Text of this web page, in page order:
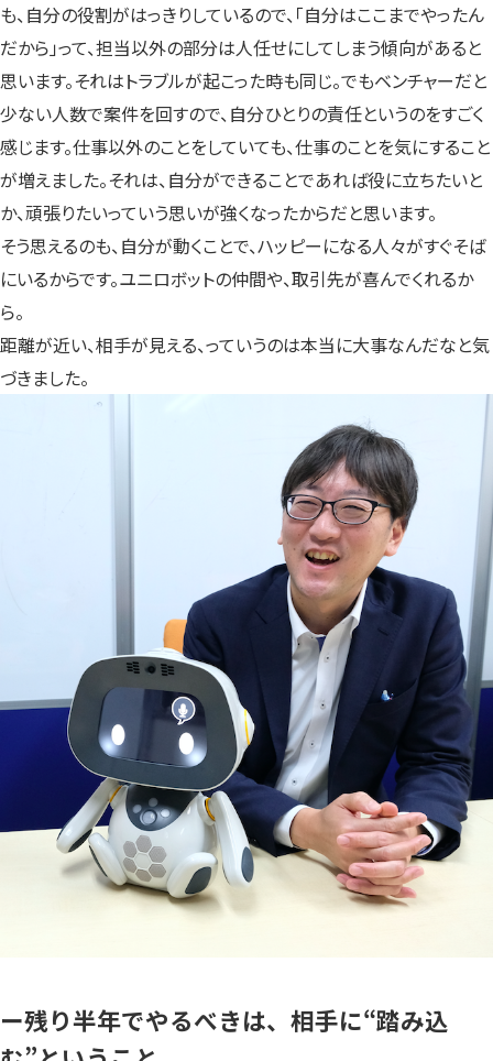
も、自分の役割がはっきりしているので、「自分はここまでやったん
だから」って、担当以外の部分は人任せにしてしまう傾向があると
思います。それはトラブルが起こった時も同じ。でもベンチャーだと
少ない人数で案件を回すので、自分ひとりの責任というのをすごく
感じます。仕事以外のことをしていても、仕事のことを気にすること
が増えました。それは、自分ができることであれば役に立ちたいと
か、頑張りたいっていう思いが強くなったからだと思います。
そう思えるのも、自分が動くことで、ハッピーになる人々がすぐそば
にいるからです。ユニロボットの仲間や、取引先が喜んでくれるか
ら。
距離が近い、相手が見える、っていうのは本当に大事なんだなと気
づきました。
ー残り半年でやるべきは、相手に“踏み込